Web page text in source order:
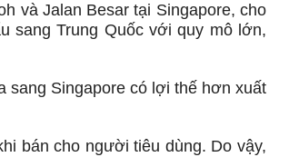
và Jalan Besar tại Singapore, cho
sang Trung Quốc với quy mô lớn,
sang Singapore có lợi thế hơn xuất
bán cho người tiêu dùng. Do vậy,